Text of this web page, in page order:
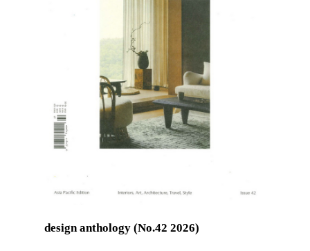
design anthology (No.42 2026)